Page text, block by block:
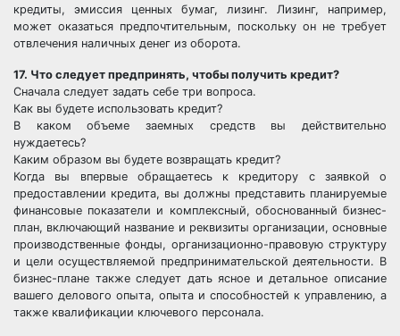
кредиты, эмиссия ценных бумаг, лизинг. Лизинг, например,
может оказаться предпочтительным, поскольку он не требует
отвлечения наличных денег из оборота.
17. Что следует предпринять, чтобы получить кредит?
Сначала следует задать себе три вопроса.
Как вы будете использовать кредит?
В каком объеме заемных средств вы действительно
нуждаетесь?
Каким образом вы будете возвращать кредит?
Когда вы впервые обращаетесь к кредитору с заявкой о
предоставлении кредита, вы должны представить планируемые
финансовые показатели и комплексный, обоснованный бизнес-
план, включающий название и реквизиты организации, основные
производственные фонды, организационно-правовую структуру
и цели осуществляемой предпринимательской деятельности. В
бизнес-плане также следует дать ясное и детальное описание
вашего делового опыта, опыта и способностей к управлению, а
также квалификации ключевого персонала.